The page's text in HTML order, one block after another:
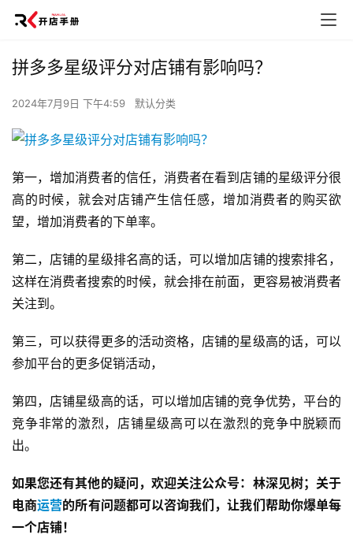
拼多多星级评分对店铺有影响吗？
2024年7月9日 下午4:59 默认分类
第一，增加消费者的信任，消费者在看到店铺的星级评分很
高的时候，就会对店铺产生信任感，增加消费者的购买欲
望，增加消费者的下单率。
第二，店铺的星级排名高的话，可以增加店铺的搜索排名，
这样在消费者搜索的时候，就会排在前面，更容易被消费者
关注到。
第三，可以获得更多的活动资格，店铺的星级高的话，可以
参加平台的更多促销活动，
第四，店铺星级高的话，可以增加店铺的竞争优势，平台的
竞争非常的激烈，店铺星级高可以在激烈的竞争中脱颖而
出。
如果您还有其他的疑问，欢迎关注公众号：林深见树；关于
电商运营的所有问题都可以咨询我们，让我们帮助你爆单每
一个店铺！